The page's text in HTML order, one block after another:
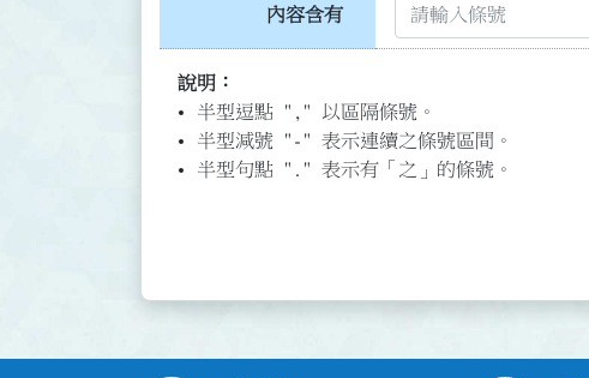
內容含有
說明：
半型逗點 "," 以區隔條號。
半型減號 "-" 表示連續之條號區間。
半型句點 "." 表示有「之」的條號。